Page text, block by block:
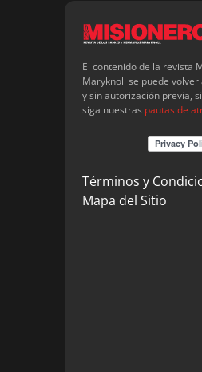
El contenido de la revista
Maryknoll se puede
y sin autorización previa,
siga nuestras pautas de
Términos y
Mapa del Sitio